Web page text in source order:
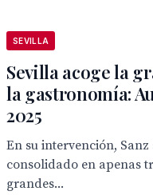
SEVILLA
Sevilla acoge la
la gastronomía:
2025
En su intervención, Sanz
consolidado en apenas
grandes...